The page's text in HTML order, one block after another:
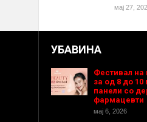
мај 27,
УБАВИНА
Фестивал на
за од 8 до 10
панели со
фармацевти
мај 6, 2026